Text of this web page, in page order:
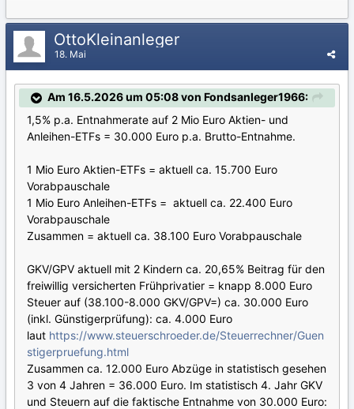
OttoKleinanleger
18. Mai
Am 16.5.2026 um 05:08 von Fondsanleger1966:
1,5% p.a. Entnahmerate auf 2 Mio Euro Aktien- und
Anleihen-ETFs = 30.000 Euro p.a. Brutto-Entnahme.
1 Mio Euro Aktien-ETFs = aktuell ca. 15.700 Euro
Vorabpauschale
1 Mio Euro Anleihen-ETFs = aktuell ca. 22.400 Euro
Vorabpauschale
Zusammen = aktuell ca. 38.100 Euro Vorabpauschale
GKV/GPV aktuell mit 2 Kindern ca. 20,65% Beitrag für den
freiwillig versicherten Frühprivatier = knapp 8.000 Euro
Steuer auf (38.100-8.000 GKV/GPV=) ca. 30.000 Euro
(inkl. Günstigerprüfung): ca. 4.000 Euro
laut https://www.steuerschroeder.de/Steuerrechner/Guen
stigerpruefung.html
Zusammen ca. 12.000 Euro Abzüge in statistisch gesehen
3 von 4 Jahren = 36.000 Euro. Im statistisch 4. Jahr GKV
und Steuern auf die faktische Entnahme von 30.000 Euro: